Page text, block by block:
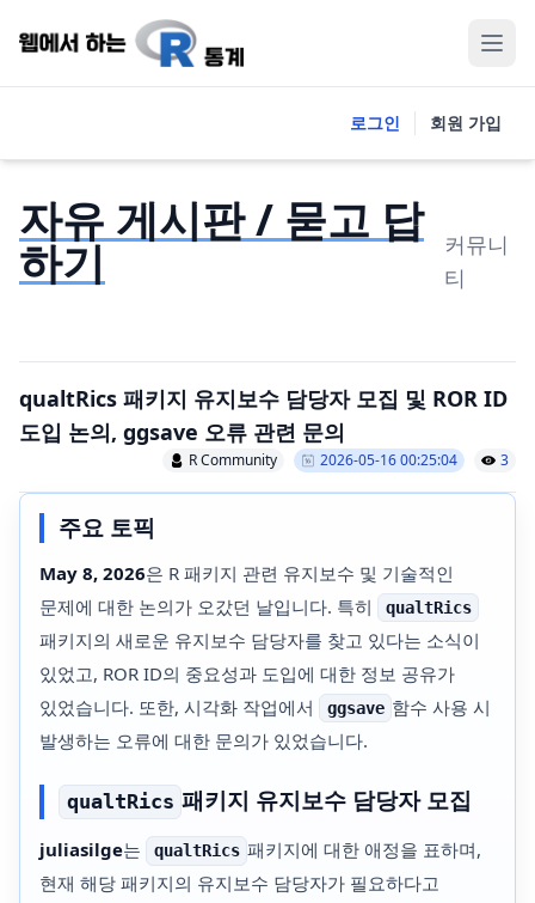
로그인 회원 가입
자유 게시판 / 묻고 답
하기
커뮤니
티
qualtRics 패키지 유지보수 담당자 모집 및 ROR ID
도입 논의, ggsave 오류 관련 문의
R Community 2026-05-16 00:25:04 3
주요 토픽
May 8, 2026은 R 패키지 관련 유지보수 및 기술적인
문제에 대한 논의가 오갔던 날입니다. 특히
qualtRics
패키지의 새로운 유지보수 담당자를 찾고 있다는 소식이
있었고, ROR ID의 중요성과 도입에 대한 정보 공유가
있었습니다. 또한, 시각화 작업에서
ggsave 함수 사용 시
발생하는 오류에 대한 문의가 있었습니다.
qualtRics 패키지 유지보수 담당자 모집
juliasilge는 qualtRics 패키지에 대한 애정을 표하며,
현재 해당 패키지의 유지보수 담당자가 필요하다고